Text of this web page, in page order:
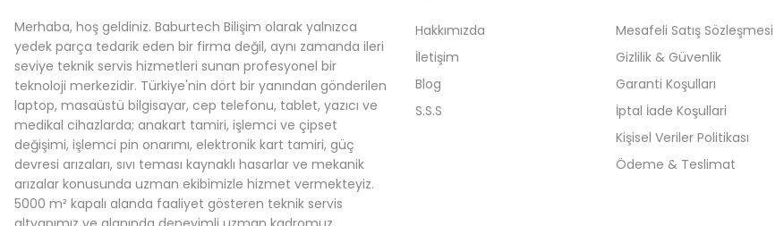
Merhaba, hoş geldiniz. Baburtech Bilişim olarak yalnızca
yedek parça tedarik eden bir firma değil, aynı zamanda ileri
seviye teknik servis hizmetleri sunan profesyonel bir
teknoloji merkezidir. Türkiye'nin dört bir yanından gönderilen
laptop, masaüstü bilgisayar, cep telefonu, tablet, yazıcı ve
medikal cihazlarda; anakart tamiri, işlemci ve çipset
değişimi, işlemci pin onarımı, elektronik kart tamiri, güç
devresi arızaları, sıvı teması kaynaklı hasarlar ve mekanik
arızalar konusunda uzman ekibimizle hizmet vermekteyiz.
5000 m² kapalı alanda faaliyet gösteren teknik servis
Hakkımızda
İletişim
Blog
S.S.S
Mesafeli Satış Sözleşmesi
Gizlilik & Güvenlik
Garanti Koşulları
İptal İade Koşullari
Kişisel Veriler Politikası
Ödeme & Teslimat